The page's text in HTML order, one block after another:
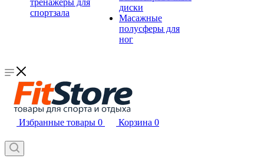
тренажеры для
спортзала
диски
Масажные
полусферы для
ног
Избранные товары 0 Корзина 0